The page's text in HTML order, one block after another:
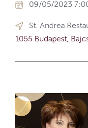
09/05/2023
St. Andrea
1055 Budapest,